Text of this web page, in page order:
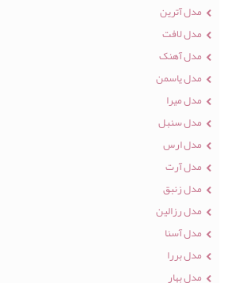
مدل آترین
مدل لافت
مدل آهنک
مدل یاسمن
مدل میرا
مدل سنبل
مدل ارس
مدل آرت
مدل زنبق
مدل رزالین
مدل آسنا
مدل بررا
مدل بهار